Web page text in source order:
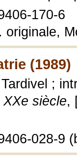
170-6
originale,
(1989)
;
siècle,
028-9